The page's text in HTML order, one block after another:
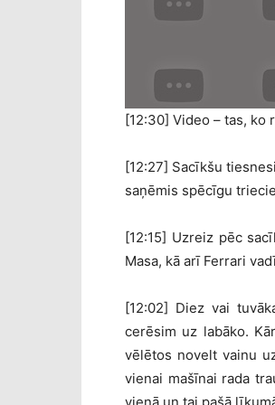
[12:30] Video – tas, ko
[12:27] Sacīkšu
saņēmis spēcīgu
[12:15] Uzreiz pēc
Masa, kā arī Ferrari
[12:02] Diez vai
cerēsim uz labāko.
vēlētos novelt vainu
vienai mašīnai rada